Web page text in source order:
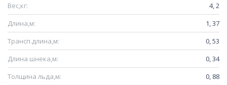
Вес,кг:
4, 2
Длина,м:
1, 37
Трансп.длина,м:
0, 53
Длина шнека,м:
0, 34
Толщина льда,м:
0, 88